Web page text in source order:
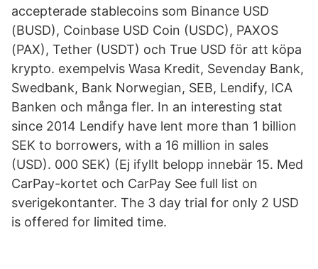
accepterade stablecoins som Binance USD
(BUSD), Coinbase USD Coin (USDC), PAXOS
(PAX), Tether (USDT) och True USD för att köpa
krypto. exempelvis Wasa Kredit, Sevenday Bank,
Swedbank, Bank Norwegian, SEB, Lendify, ICA
Banken och många fler. In an interesting stat
since 2014 Lendify have lent more than 1 billion
SEK to borrowers, with a 16 million in sales
(USD). 000 SEK) (Ej ifyllt belopp innebär 15. Med
CarPay-kortet och CarPay See full list on
sverigekontanter. The 3 day trial for only 2 USD
is offered for limited time.